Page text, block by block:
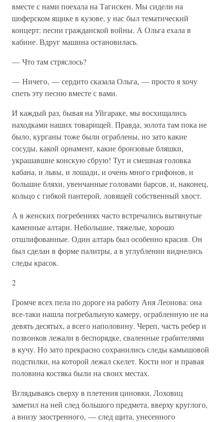
вместе с нами поехала на Тагискен. Мы сидели на
шоферском ящике в кузове, у нас был тематический
концерт: песни гражданской войны. А Ольга ехала в
кабине. Вдруг машина остановилась.
— Что там стряслось?
— Ничего, — сердито сказала Ольга, — просто я хочу
спеть эту песню вместе с вами.
И каждый раз, бывая на Уйгараке, мы восхищались
находками наших товарищей. Правда, золота там пока не
было, курганы тоже были ограблены, но зато какие
сосуды, какой орнамент, какие бронзовые бляшки,
украшавшие конскую сбрую! Тут и смешная головка
кабана, и львы, и лошади, и очень много грифонов, и
большие бляхи, увенчанные головами барсов, и, наконец,
кольцо с гибкой пантерой, ловящей собственный хвост.
А в женских погребениях часто встречались вытянутые
каменные алтари. Небольшие, тяжелые, хорошо
отшлифованные. Один алтарь был особенно красив. Он
был сделан в форме палитры, а в углублении виднелись
следы красок.
2
Громче всех пела по дороге на работу Аня Леонова: она
все-таки нашла погребальную камеру, ограбленную не на
девять десятых, а всего наполовину. Череп, часть ребер и
позвонков лежали в беспорядке, сваленные грабителями
в кучу. Но зато прекрасно сохранились следы камышовой
подстилки, на которой лежал скелет. Кости ног и правая
половина костяка были на своих местах.
Вглядываясь сверху в плетения циновки, Лоховиц
заметил на ней след большого предмета, вверху круглого,
а внизу заостренного, — след щита, унесенного